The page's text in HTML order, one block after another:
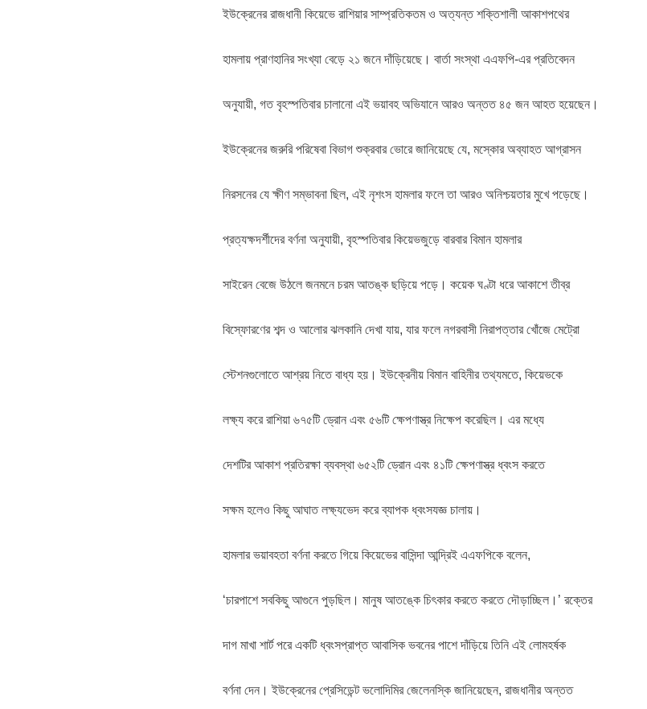
ইউক্রেনের রাজধানী কিয়েভে রাশিয়ার সাম্প্রতিকতম ও অত্যন্ত শক্তিশালী আকাশপথের
হামলায় প্রাণহানির সংখ্যা বেড়ে ২১ জনে দাঁড়িয়েছে। বার্তা সংস্থা এএফপি-এর প্রতিবেদন
অনুযায়ী, গত বৃহস্পতিবার চালানো এই ভয়াবহ অভিযানে আরও অন্তত ৪৫ জন আহত হয়েছেন।
ইউক্রেনের জরুরি পরিষেবা বিভাগ শুক্রবার ভোরে জানিয়েছে যে, মস্কোর অব্যাহত আগ্রাসন
নিরসনের যে ক্ষীণ সম্ভাবনা ছিল, এই নৃশংস হামলার ফলে তা আরও অনিশ্চয়তার মুখে পড়েছে।
প্রত্যক্ষদর্শীদের বর্ণনা অনুযায়ী, বৃহস্পতিবার কিয়েভজুড়ে বারবার বিমান হামলার
সাইরেন বেজে উঠলে জনমনে চরম আতঙ্ক ছড়িয়ে পড়ে। কয়েক ঘণ্টা ধরে আকাশে তীব্র
বিস্ফোরণের শব্দ ও আলোর ঝলকানি দেখা যায়, যার ফলে নগরবাসী নিরাপত্তার খোঁজে মেট্রো
স্টেশনগুলোতে আশ্রয় নিতে বাধ্য হয়। ইউক্রেনীয় বিমান বাহিনীর তথ্যমতে, কিয়েভকে
লক্ষ্য করে রাশিয়া ৬৭৫টি ড্রোন এবং ৫৬টি ক্ষেপণাস্ত্র নিক্ষেপ করেছিল। এর মধ্যে
দেশটির আকাশ প্রতিরক্ষা ব্যবস্থা ৬৫২টি ড্রোন এবং ৪১টি ক্ষেপণাস্ত্র ধ্বংস করতে
সক্ষম হলেও কিছু আঘাত লক্ষ্যভেদ করে ব্যাপক ধ্বংসযজ্ঞ চালায়।
হামলার ভয়াবহতা বর্ণনা করতে গিয়ে কিয়েভের বাসিন্দা আন্দ্রিই এএফপিকে বলেন,
‘চারপাশে সবকিছু আগুনে পুড়ছিল। মানুষ আতঙ্কে চিৎকার করতে করতে দৌড়াচ্ছিল।’ রক্তের
দাগ মাখা শার্ট পরে একটি ধ্বংসপ্রাপ্ত আবাসিক ভবনের পাশে দাঁড়িয়ে তিনি এই লোমহর্ষক
বর্ণনা দেন। ইউক্রেনের প্রেসিডেন্ট ভলোদিমির জেলেনস্কি জানিয়েছেন, রাজধানীর অন্তত